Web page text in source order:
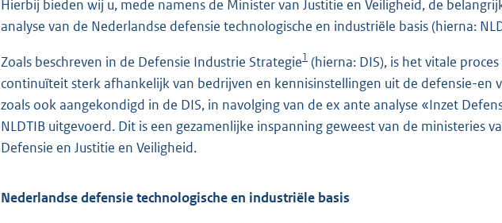
4
5
K
Hierbij bieden wij u, mede namens de Minister van Justitie en Veiligheid, de
analyse van de Nederlandse defensie technologische en industriële basis (hierna:
Zoals beschreven in de Defensie Industrie Strategie1 (hierna: DIS), is het vitale
continuïteit sterk afhankelijk van bedrijven en kennisinstellingen uit de defensie-en
zoals ook aangekondigd in de DIS, in navolging van de ex ante analyse «Inzet
NLDTIB uitgevoerd. Dit is een gezamenlijke inspanning geweest van de ministeries
Defensie en Justitie en Veiligheid.
Nederlandse defensie technologische en industriële basis